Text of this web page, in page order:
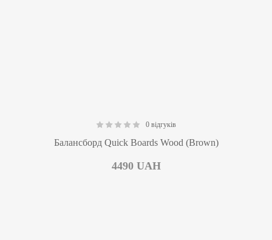
0 відгуків
Балансборд Quick Boards Wood (Brown)
4490 UAH